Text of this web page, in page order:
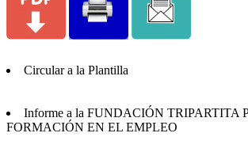
Circular a la Plantilla
Informe a la FUNDACIÓN TRIPARTITA
FORMACIÓN EN EL EMPLEO